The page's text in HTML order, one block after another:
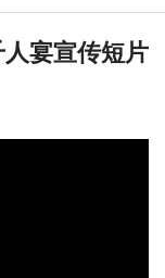
宴宣传短片